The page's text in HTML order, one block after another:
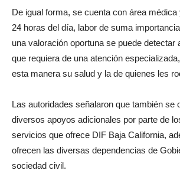
De igual forma, se cuenta con área
24 horas del día, labor de suma
una valoración oportuna se puede detectar
que requiera de una atención
esta manera su salud y la de quienes les
Las autoridades señalaron que también se
diversos apoyos adicionales por parte de
servicios que ofrece DIF Baja California,
ofrecen las diversas dependencias de
sociedad civil.